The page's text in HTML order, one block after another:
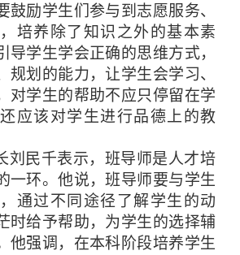
鼓励学生们参与到志愿服务、
， 培养除了知识之外的基本素
导学生学会正确的思维方式，
规划的能力，让学生会学习、
对学生的帮助不应只停留在学
还应该对学生进行品德上的教
刘民千表示， 班导师是人才培
一环。他说，班导师要与学生
， 通过不同途径了解学生的动
时给予帮助， 为学生的选择辅
他强调 ， 在本科阶段培养学生